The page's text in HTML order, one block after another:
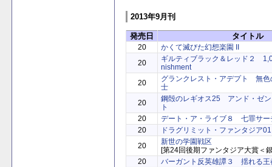
2013年9月刊
発売日 タイトル
20
かくて滅びた幻想楽園 II
20
ギルティブラック＆レッド２
nishment
20
グランクレスト・アデプト 無色
士
20
鋼殻のレギオス25 アンド・ゼン
ト
20
デート・ア・ライブ８ 七罪サー
20
ドラグリミット・ファンタジア01
20
新世の学園戦区
[第24回後期ファンタジア大賞＜
20
バーガント反英雄譚３ 揺れる王